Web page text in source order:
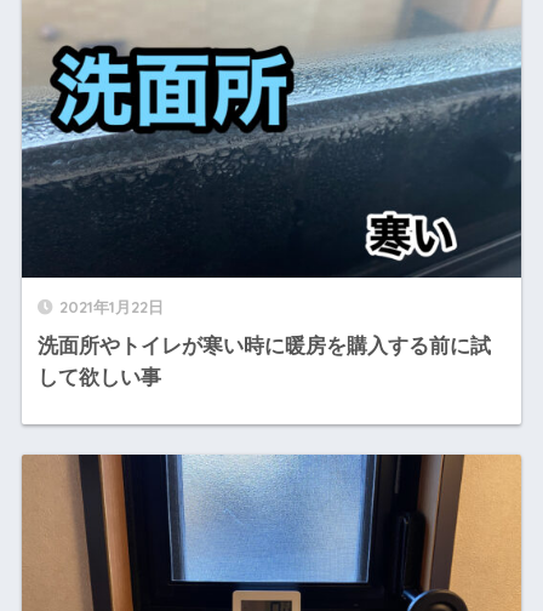
2021年1月22日
洗面所やトイレが寒い時に暖房を購入する前に試
して欲しい事